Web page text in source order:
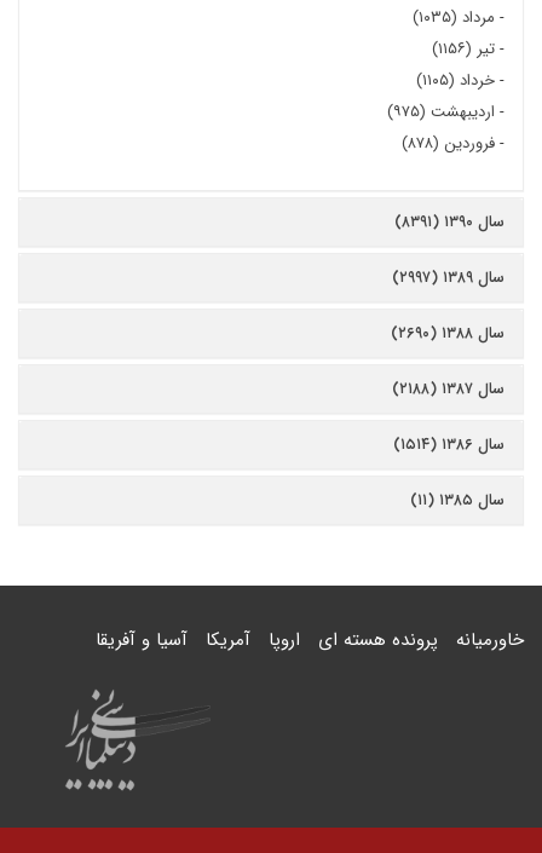
- مرداد (۱۰۳۵)
-تیر (۱۱۵۶)
-خرداد (۱۱۰۵)
- اردیبهشت (۹۷۵)
-فروردین (۸۷۸)
سال ۱۳۹۰ (۸۳۹۱)
سال ۱۳۸۹ (۲۹۹۷)
سال ۱۳۸۸ (۲۶۹۰)
سال ۱۳۸۷ (۲۱۸۸)
سال ۱۳۸۶ (۱۵۱۴)
سال ۱۳۸۵ (۱۱)
خاورمیانه پرونده هسته ای اروپا آمریکا آسیا و آفریقا